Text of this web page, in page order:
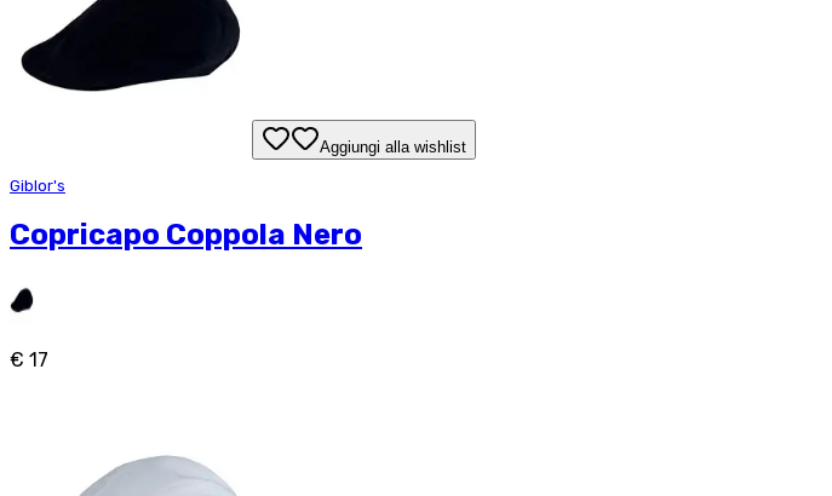
Aggiungi alla wishlist
Giblor's
Copricapo Coppola Nero
€ 17